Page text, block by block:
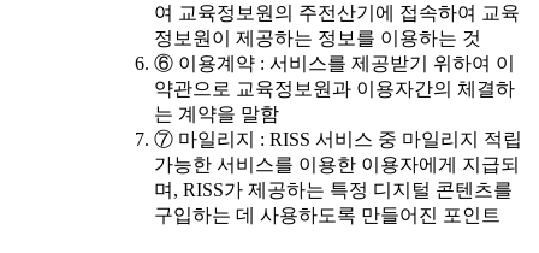
여 교육정보원의 주전산기에 접속하여 교육
정보원이 제공하는 정보를 이용하는 것
⑥ 이용계약 : 서비스를 제공받기 위하여 이
약관으로 교육정보원과 이용자간의 체결하
는 계약을 말함
⑦ 마일리지 : RISS 서비스 중 마일리지 적립
가능한 서비스를 이용한 이용자에게 지급되
며, RISS가 제공하는 특정 디지털 콘텐츠를
구입하는 데 사용하도록 만들어진 포인트